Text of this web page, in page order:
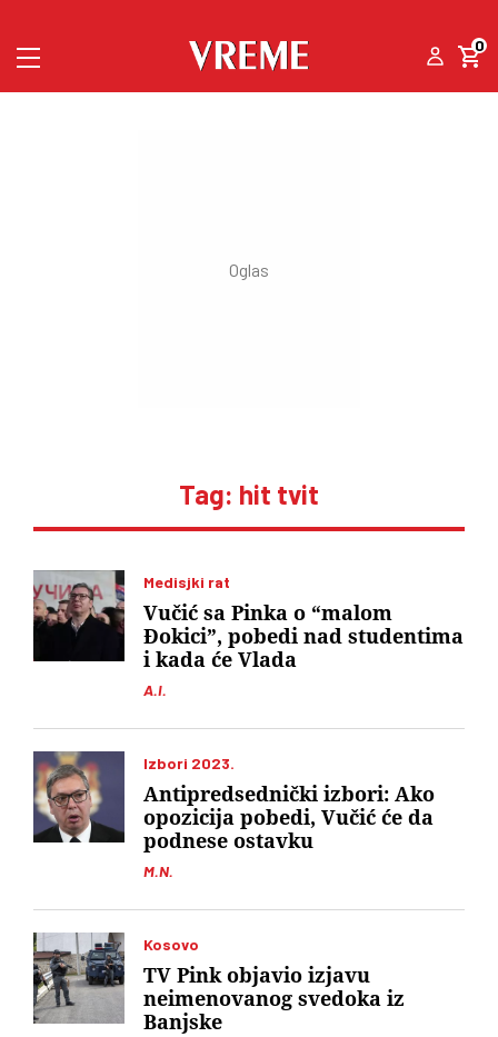
0
Tag: hit tvit
Medisjki rat
A.I.
Vučić sa Pinka o “malom
Đokici”, pobedi nad studentima
i kada će Vlada
Izbori 2023.
M.N.
Antipredsednički izbori: Ako
opozicija pobedi, Vučić će da
podnese ostavku
Kosovo
TV Pink objavio izjavu
neimenovanog svedoka iz
Banjske